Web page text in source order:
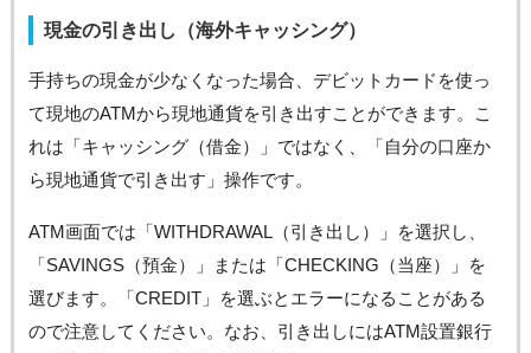
現金の引き出し（海外キャッシング）
手持ちの現金が少なくなった場合、デビットカードを使っ
て現地のATMから現地通貨を引き出すことができます。こ
れは「キャッシング（借金）」ではなく、「自分の口座か
ら現地通貨で引き出す」操作です。
ATM画面では「WITHDRAWAL（引き出し）」を選択し、
「SAVINGS（預金）」または「CHECKING（当座）」を
選びます。「CREDIT」を選ぶとエラーになることがある
ので注意してください。なお、引き出しにはATM設置銀行